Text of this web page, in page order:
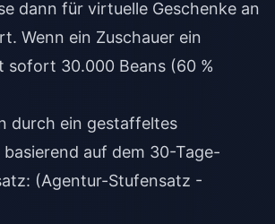
dann für virtuelle Geschenke an
Wenn ein Zuschauer ein
sofort 30.000 Beans (60 %
durch ein gestaffeltes
auf dem 30-Tage-
(Agentur-Stufensatz -